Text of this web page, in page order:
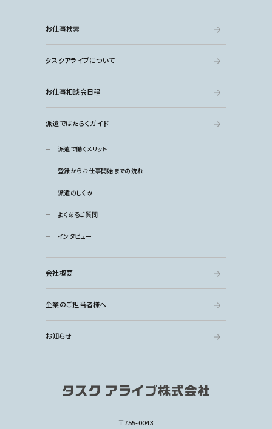
お仕事検索
タスクアライブについて
お仕事相談会日程
派遣ではたらくガイド
派遣で働くメリット
登録からお仕事開始までの流れ
派遣のしくみ
よくあるご質問
インタビュー
会社概要
企業のご担当者様へ
お知らせ
〒755-0043